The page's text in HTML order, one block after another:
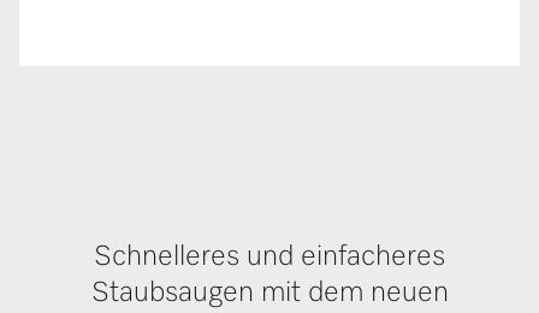
Schnelleres und einfacheres
Staubsaugen mit dem neuen